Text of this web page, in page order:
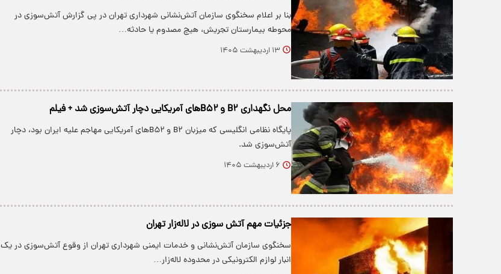
بنا بر اعلام سخنگوی سازمان آتش‌نشانی شهرداری تهران در پی گزارش آتش‌سوزی در
محوطه بیمارستان تجریش، هیچ مصدوم یا حادثه…
۱۳ اردیبهشت ۱۴۰۵
محل نگهداری B۲ و B۵۲های آمریکایی دچار آتش‌سوزی شد + فیلم
پایگاه نظامی انگلیسی که میزبان B۲ و B۵۲های آمریکایی مهاجم علیه ایران بود، دچار
آتش‌سوزی شد.
۶ اردیبهشت ۱۴۰۵
جزئیات مهم آتش‌ سوزی در لاله‌زار تهران
سخنگوی سازمان آتش‌نشانی و خدمات ایمنی شهرداری تهران از وقوع آتش‌سوزی در یک
انبار لوازم الکترونیکی در محدوده لاله‌زار…